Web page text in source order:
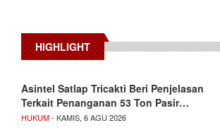
HIGHLIGHT
Asintel Satlap Tricakti Beri Penjelasan
Terkait Penanganan 53 Ton Pasir…
HUKUM- KAMIS, 6 AGU 2026